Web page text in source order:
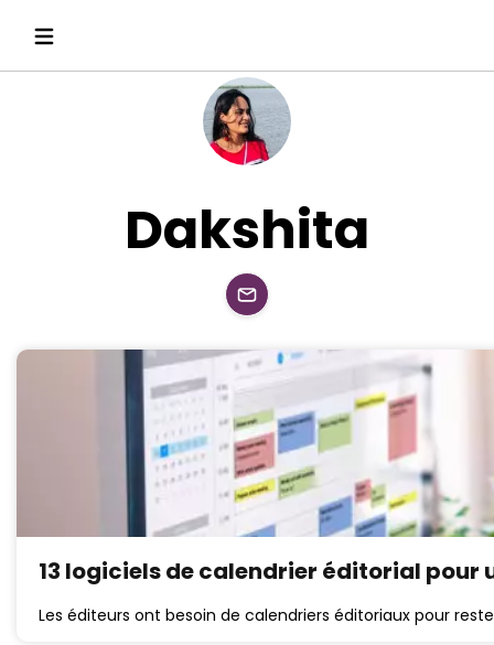
Dakshita
13 logiciels de calendrier éditorial
Les éditeurs ont besoin de calendriers éditoriaux pour